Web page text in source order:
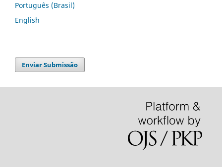
Português (Brasil)
English
Enviar Submissão